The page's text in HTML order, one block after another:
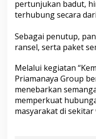
pertunjukan badut,
terhubung secara
Sebagai penutup,
ransel, serta paket
Melalui kegiatan
Priamanaya Group
menebarkan
memperkuat
masyarakat di